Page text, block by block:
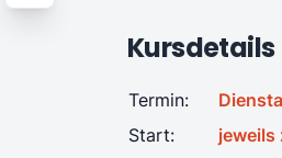
Kursdetails
Termin:
Start:
jeweils